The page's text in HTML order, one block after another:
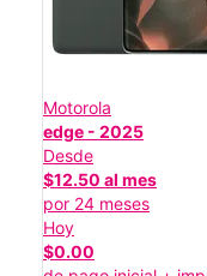
Motorola
edge - 2025
Desde
$12.50 al mes
por 24 meses
Hoy
$0.00